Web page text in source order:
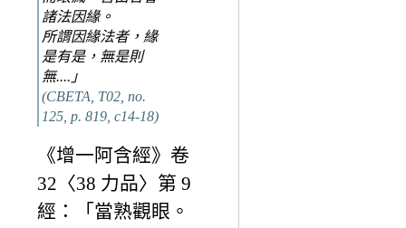
諸法因緣。
所謂因緣法者，緣
是有是，無是則
無....」
(CBETA, T02, no.
125, p. 819, c14-18)
《增一阿含經》卷
32〈38 力品〉第 9
經：「當熟觀眼。